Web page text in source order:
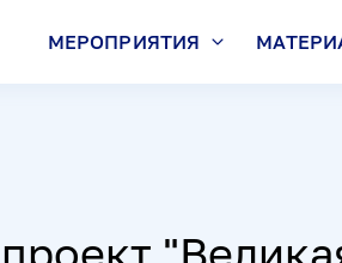
МЕРОПРИЯТИЯ